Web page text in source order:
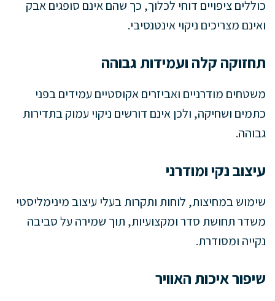
כוללים ציפויים דוחי לכלוך, כך שהם אינם סופגים אבק
ואינם מצריכים ניקוי אינטנסיבי.
תחזוקה קלה ועמידות גבוהה
משטחים מודרניים ואביזרים אקוסטיים עמידים בפני
כתמים ושחיקה, ולכן אינם דורשים ניקוי עמוק בתדירות
גבוהה.
עיצוב נקי ומודרני
שימוש במחיצות, לוחות ותקרות בעלי עיצוב מינימליסטי
משדר תחושת סדר ומקצועיות, תוך שמירה על סביבה
נקייה ומסודרת.
שיפור איכות האוויר